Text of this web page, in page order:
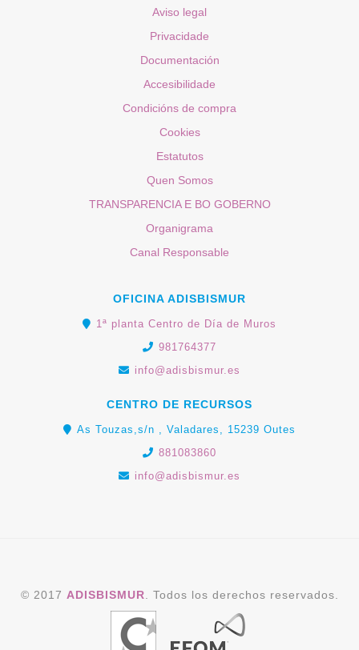
Aviso legal
Privacidade
Documentación
Accesibilidade
Condicións de compra
Cookies
Estatutos
Quen Somos
TRANSPARENCIA E BO GOBERNO
Organigrama
Canal Responsable
OFICINA ADISBISMUR
1ª planta Centro de Día de Muros
981764377
info@adisbismur.es
CENTRO DE RECURSOS
As Touzas,s/n , Valadares, 15239 Outes
881083860
info@adisbismur.es
© 2017 ADISBISMUR . Todos los derechos reservados.